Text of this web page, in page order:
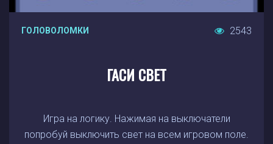
ГОЛОВОЛОМКИ 2543
ГАСИ СВЕТ
Игра на логику. Нажимая на выключатели
попробуй выключить свет на всем игровом поле.